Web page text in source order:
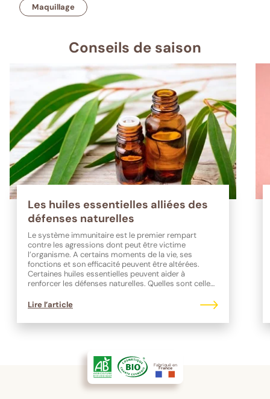
Maquillage
Conseils de saison
Les huiles essentielles alliées des
défenses naturelles
Le système immunitaire est le premier rempart
contre les agressions dont peut être victime
l’organisme. A certains moments de la vie, ses
fonctions et son efficacité peuvent être altérées.
Certaines huiles essentielles peuvent aider à
renforcer les défenses naturelles. Quelles sont celles
Lire l’article
Fabriqué en
France